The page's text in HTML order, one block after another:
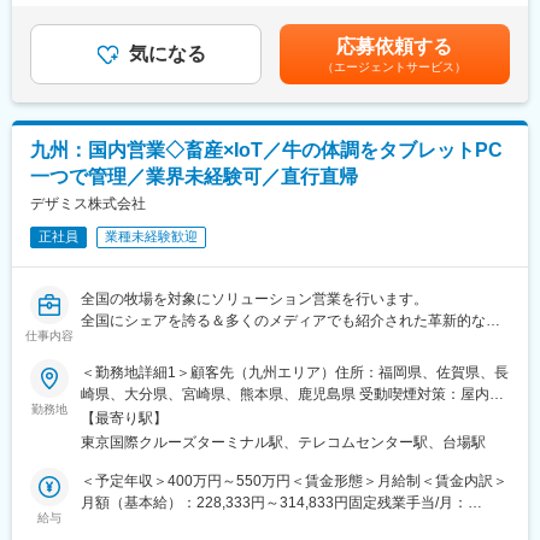
したエンジニアリングサービスでクライアントの課題解決に貢献
します。
・顧客と直接やり取りしながらソリューションを提供し、技術面
とビジネス面の橋渡し役を担います。
・今後展開予定の当社ZIPCファミリーの開発支援ツール開発をご
担当いただきます。また、当社ツール以外におけるソリューショ
ン案件のツール開発もご担当いただきます。
■主な開発環境：
言語：C、C++、C#、Python、Java、JavaScript
■働き方：
ため、プライベートを大事にする社員が多いのが特徴です。
◇リモートワークやフレックス（コアタイム：13:00～15:00）活
用など、柔軟に働き方をする社員が多数在籍しております。
■当社の成長戦略：
当社は研究開発成果を基に特色あるテクノロジを確立して、自動
運転の実現に欠かせないセーフティソリューションを展開しま
を通じて上下する可能性があります。月給(月額)は固定手当を含め
た表記です。気になる 応募依頼する
（エージェントサービス）
九州：国内営業◇畜産×IoT／牛の体調をタブレットPC
一つで管理／業界未経験可／直行直帰
デザミス株式会社
正社員 業種未経験歓迎
仕事内容
全国の牧場を対象にソリューション営業を行います。
全国にシェアを誇る＆多くのメディアでも紹介された革新的なプ
営業スタイルで、ご自身の営業力と戦略立案能力UPに繋がりま
す。
今回の募集ポジションは単なる物売りをする営業ではなく、牧場
農家の経営課題に切り込み、社内外巻き込みながら顧客に寄り添
った解決策を提案、実現することが可能です。
また、セールス業務だけでなく、セールスチームの課題抽出～販
勤務地
＜勤務地詳細1＞顧客先（九州エリア）住所：福岡県、佐賀県、長
崎県、大分県、宮崎県、熊本県、鹿児島県 受動喫煙対策：屋内全
面禁煙＜勤務地詳細2＞本社住所：東京都江東区青海2-7-4 the
SOHO 417勤務地最寄駅：ゆりかもめ線／東京国際クルーズター
事業所（リモートワーク含む）
【最寄り駅】
東京国際クルーズターミナル駅、テレコムセンター駅、台場駅
給与
＜予定年収＞400万円～550万円＜賃金形態＞月給制＜賃金内訳＞
月額（基本給）：228,333円～314,833円固定残業手当/月：